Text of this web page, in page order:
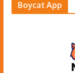
Boycat App